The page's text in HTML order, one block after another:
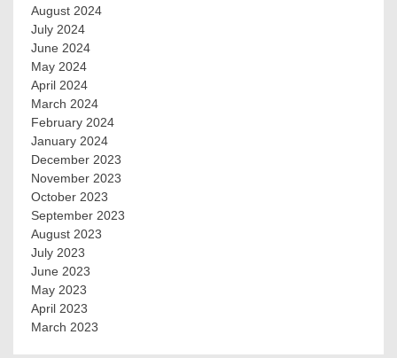
August 2024
July 2024
June 2024
May 2024
April 2024
March 2024
February 2024
January 2024
December 2023
November 2023
October 2023
September 2023
August 2023
July 2023
June 2023
May 2023
April 2023
March 2023